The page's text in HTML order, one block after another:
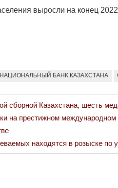
выросли на конец
НАЦИОНАЛЬНЫЙ БАНК КАЗАХСТАНА
сборной Казахстана, шесть
на престижном международном
находятся в розыске по